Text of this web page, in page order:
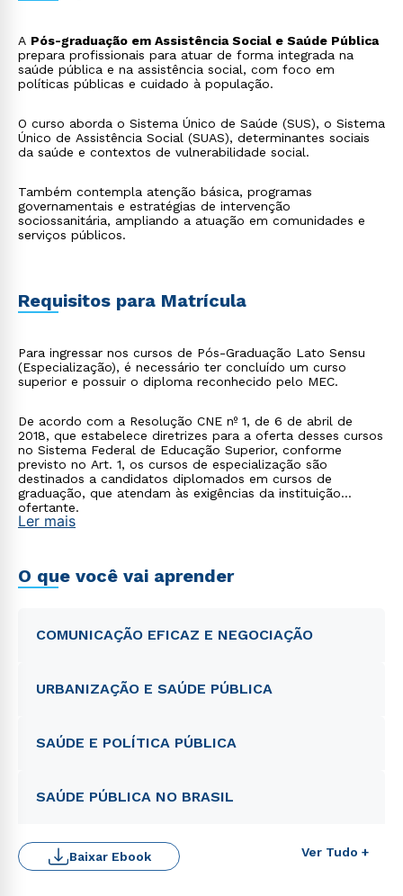
A Pós-graduação em Assistência Social e Saúde Pública
prepara profissionais para atuar de forma integrada na
saúde pública e na assistência social, com foco em
políticas públicas e cuidado à população.
O curso aborda o Sistema Único de Saúde (SUS), o Sistema
Único de Assistência Social (SUAS), determinantes sociais
da saúde e contextos de vulnerabilidade social.
Também contempla atenção básica, programas
governamentais e estratégias de intervenção
sociossanitária, ampliando a atuação em comunidades e
serviços públicos.
Requisitos para Matrícula
Para ingressar nos cursos de Pós-Graduação Lato Sensu
(Especialização), é necessário ter concluído um curso
superior e possuir o diploma reconhecido pelo MEC.
De acordo com a Resolução CNE nº 1, de 6 de abril de
2018, que estabelece diretrizes para a oferta desses cursos
no Sistema Federal de Educação Superior, conforme
previsto no Art. 1, os cursos de especialização são
destinados a candidatos diplomados em cursos de
graduação, que atendam às exigências da instituição
ofertante.
Ler mais
O que você vai aprender
COMUNICAÇÃO EFICAZ E NEGOCIAÇÃO
URBANIZAÇÃO E SAÚDE PÚBLICA
SAÚDE E POLÍTICA PÚBLICA
SAÚDE PÚBLICA NO BRASIL
Ver Tudo +
Baixar Ebook
Rápido e fácil
WhatsApp